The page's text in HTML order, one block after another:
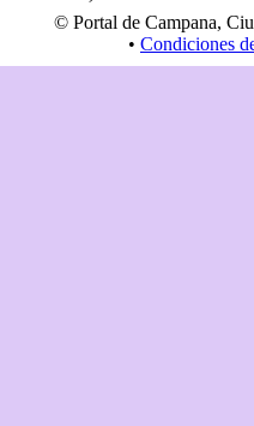
© Portal de Campana,
• Condiciones